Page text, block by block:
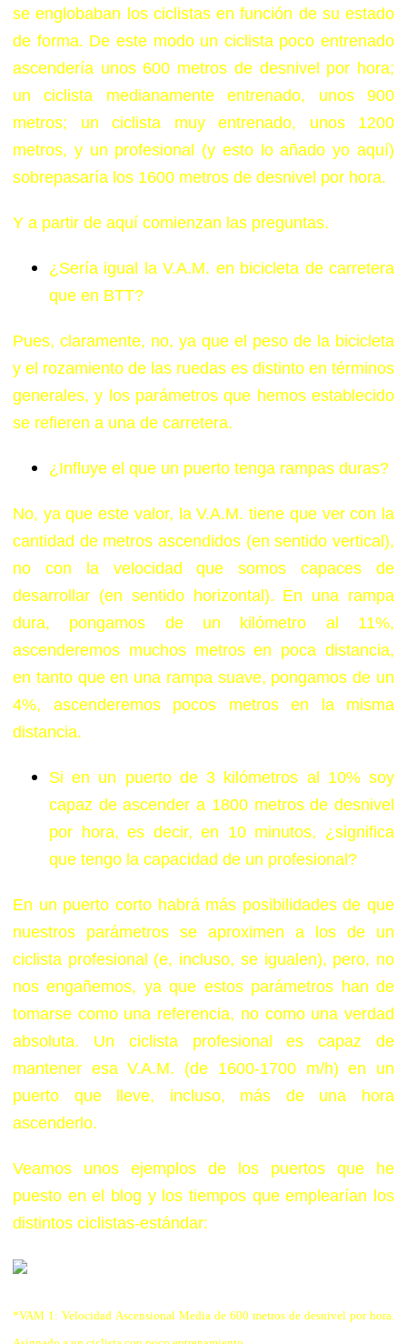
se englobaban los ciclistas en función de su estado
de forma. De este modo un ciclista poco entrenado
ascendería unos 600 metros de desnivel por hora;
un ciclista medianamente entrenado, unos 900
metros; un ciclista muy entrenado, unos 1200
metros, y un profesional (y esto lo añado yo aquí)
sobrepasaría los 1600 metros de desnivel por hora.
Y a partir de aquí comienzan las preguntas.
¿Sería igual la V.A.M. en bicicleta de carretera
que en BTT?
Pues, claramente, no, ya que el peso de la bicicleta
y el rozamiento de las ruedas es distinto en términos
generales, y los parámetros que hemos establecido
se refieren a una de carretera.
¿Influye el que un puerto tenga rampas duras?
No, ya que este valor, la V.A.M. tiene que ver con la
cantidad de metros ascendidos (en sentido vertical),
no con la velocidad que somos capaces de
desarrollar (en sentido horizontal). En una rampa
dura, pongamos de un kilómetro al 11%,
ascenderemos muchos metros en poca distancia,
en tanto que en una rampa suave, pongamos de un
4%, ascenderemos pocos metros en la misma
distancia.
Si en un puerto de 3 kilómetros al 10% soy
capaz de ascender a 1800 metros de desnivel
por hora, es decir, en 10 minutos, ¿significa
que tengo la capacidad de un profesional?
En un puerto corto habrá más posibilidades de que
nuestros parámetros se aproximen a los de un
ciclista profesional (e, incluso, se igualen), pero, no
nos engañemos, ya que estos parámetros han de
tomarse como una referencia, no como una verdad
absoluta. Un ciclista profesional es capaz de
mantener esa V.A.M. (de 1600-1700 m/h) en un
puerto que lleve, incluso, más de una hora
ascenderlo.
Veamos unos ejemplos de los puertos que he
puesto en el blog y los tiempos que emplearían los
distintos ciclistas-estándar:
*VAM 1: Velocidad Ascensional Media de 600 metros de desnivel por hora.